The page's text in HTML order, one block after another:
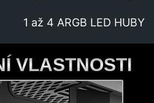
1 až 4 ARGB LED HUBY
VLASTNOSTI